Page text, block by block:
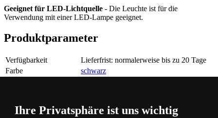
Geeignet für LED-Lichtquelle - Die Leuchte ist für die
Verwendung mit einer LED-Lampe geeignet.
Produktparameter
Verfügbarkeit
Lieferfrist: normalerweise bis zu 20 Tage
Farbe
schwarz
Lampe/Quelle enthalten Nein
Ihre Privatsphäre ist uns wichtig